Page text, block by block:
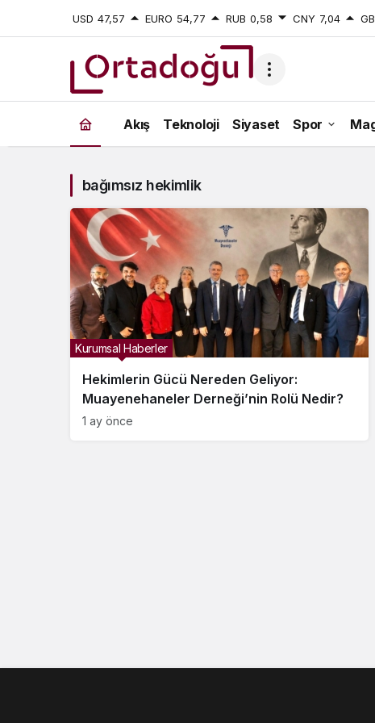
USD 47,57 EURO 54,77 RUB 0,58 CNY 7,04
bağımsız
hekimlik
Haberleri
Akış Teknoloji Siyaset Spor
bağımsız hekimlik
Hekimlerin Gücü Nereden Geliyor:
Muayenehaneler Derneği’nin Rolü Nedir?
Kurumsal Haberler
1 ay önce